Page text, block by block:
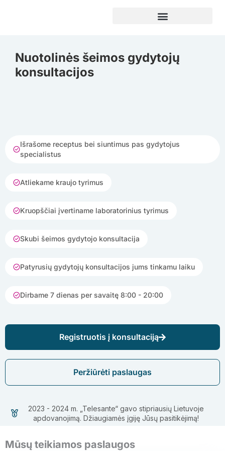
Nuotolinės šeimos gydytojų
konsultacijos
Išrašome receptus bei siuntimus pas gydytojus
specialistus
Atliekame kraujo tyrimus
Kruopščiai įvertiname laboratorinius tyrimus
Skubi šeimos gydytojo konsultacija
Patyrusių gydytojų konsultacijos jums tinkamu laiku
Dirbame 7 dienas per savaitę 8:00 - 20:00
Registruotis į konsultaciją
Peržiūrėti paslaugas
2023 - 2024 m. „Telesante“ gavo stipriausių Lietuvoje
apdovanojimą. Džiaugiamės įgiję Jūsų pasitikėjimą!
Mūsų teikiamos paslaugos